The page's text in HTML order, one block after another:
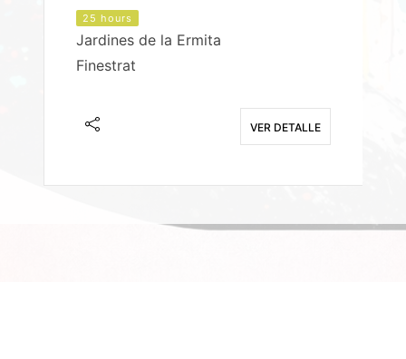
25 hours
Jardines de la Ermita
Finestrat
VER DETALLE